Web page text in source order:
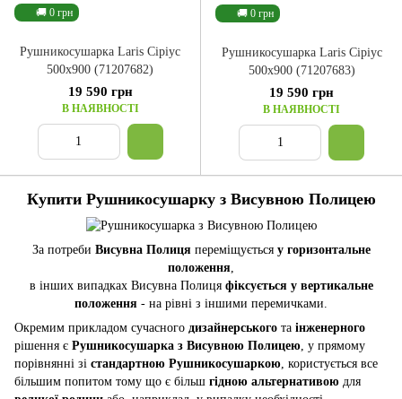
🚚 0 грн
Рушникосушарка Laris Сіріус
500x900 (71207682)
19 590 грн
В НАЯВНОСТІ
🚚 0 грн
Рушникосушарка Laris Сіріус
500x900 (71207683)
19 590 грн
В НАЯВНОСТІ
Купити Рушникосушарку з Висувною Полицею
За потреби Висувна Полицяпереміщується у горизонтальне
положення,
в інших випадках Висувна Полиця фіксується у вертикальне
положення - на рівні з іншими перемичками.
Окремим прикладом сучасного дизайнерського та інженерного
рішення є Рушникосушарка з Висувною Полицею, у прямому
порівнянні зі стандартною Рушникосушаркою, користується все
більшим попитом тому що є більш гідною альтернативою для